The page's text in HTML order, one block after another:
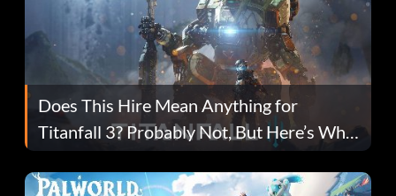
Does This Hire Mean Anything for
Titanfall 3? Probably Not, But Here’s Why
Fans Are Hopeful